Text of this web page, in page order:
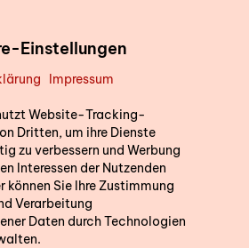
Einstellungen
Impressum
Website-Tracking-
Dritten, um ihre Dienste
zu verbessern und Werbung
Interessen der Nutzenden
können Sie Ihre Zustimmung
Verarbeitung
Daten durch Technologien